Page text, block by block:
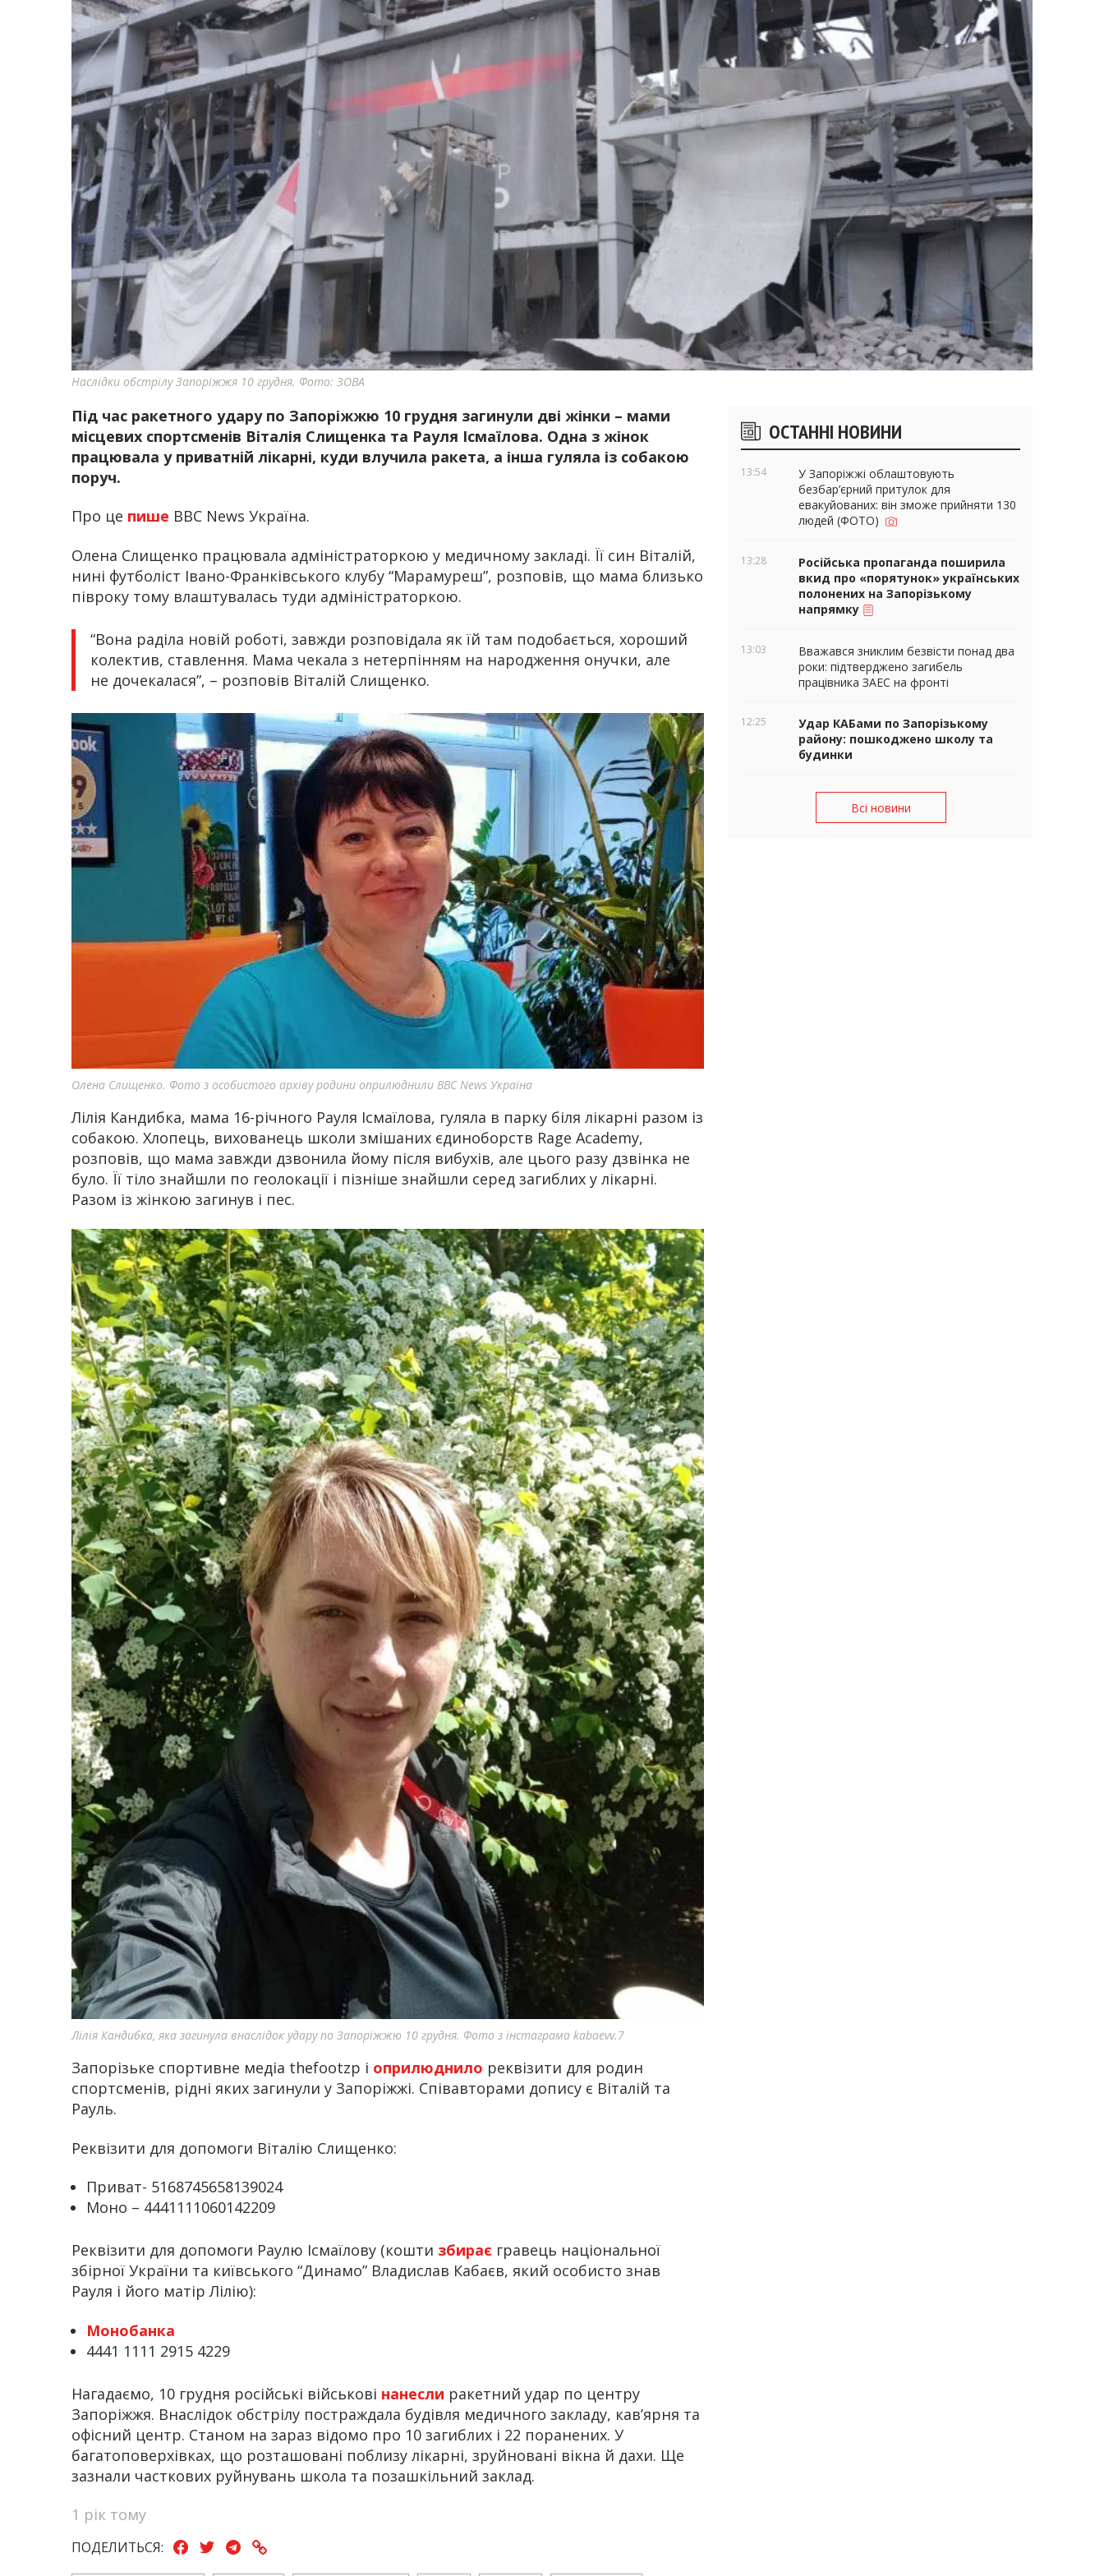
Наслідки обстрілу Запоріжжя 10 грудня. Фото: ЗОВА
Під час ракетного удару по Запоріжжю 10 грудня загинули дві жінки – мами
місцевих спортсменів Віталія Слищенка та Рауля Ісмаїлова. Одна з жінок
працювала у приватній лікарні, куди влучила ракета, а інша гуляла із собакою
поруч.
Про це пише BBC News Україна.
Олена Слищенко працювала адміністраторкою у медичному закладі. Її син Віталій,
нині футболіст Івано-Франківського клубу “Марамуреш”, розповів, що мама близько
півроку тому влаштувалась туди адміністраторкою.
“Вона раділа новій роботі, завжди розповідала як їй там подобається, хороший
колектив, ставлення. Мама чекала з нетерпінням на народження онучки, але
не дочекалася”, – розповів Віталій Слищенко.
Олена Слищенко. Фото з особистого архіву родини оприлюднили BBC News Україна
Лілія Кандибка, мама 16-річного Рауля Ісмаїлова, гуляла в парку біля лікарні разом із
собакою. Хлопець, вихованець школи змішаних єдиноборств Rage Academy,
розповів, що мама завжди дзвонила йому після вибухів, але цього разу дзвінка не
було. Її тіло знайшли по геолокації і пізніше знайшли серед загиблих у лікарні.
Разом із жінкою загинув і пес.
Лілія Кандибка, яка загинула внаслідок удару по Запоріжжю 10 грудня. Фото з інстаграма kabaevv.7
Запорізьке спортивне медіа thefootzp і оприлюднило реквізити для родин
спортсменів, рідні яких загинули у Запоріжжі. Співавторами допису є Віталій та
Рауль.
Реквізити для допомоги Віталію Слищенко:
Приват- 5168745658139024
Моно – 4441111060142209
Реквізити для допомоги Раулю Ісмаїлову (кошти збирає гравець національної
збірної України та київського “Динамо” Владислав Кабаєв, який особисто знав
Рауля і його матір Лілію):
Монобанка
4441 1111 2915 4229
Нагадаємо, 10 грудня російські військові нанесли ракетний удар по центру
Запоріжжя. Внаслідок обстрілу постраждала будівля медичного закладу, кав’ярня та
офісний центр. Станом на зараз відомо про 10 загиблих і 22 поранених. У
багатоповерхівках, що розташовані поблизу лікарні, зруйновані вікна й дахи. Ще
зазнали часткових руйнувань школа та позашкільний заклад.
1 рік тому
ПОДЕЛИТЬСЯ:
Бічні
віджети
ОСТАННІ НОВИНИ
13:54
У Запоріжжі облаштовують
безбар’єрний притулок для
евакуйованих: він зможе прийняти 130
людей (ФОТО)
13:28
Російська пропаганда поширила
вкид про «порятунок» українських
полонених на Запорізькому
напрямку
13:03
Вважався зниклим безвісти понад два
роки: підтверджено загибель
працівника ЗАЕС на фронті
12:25
Удар КАБами по Запорізькому
району: пошкоджено школу та
будинки
Всі новини